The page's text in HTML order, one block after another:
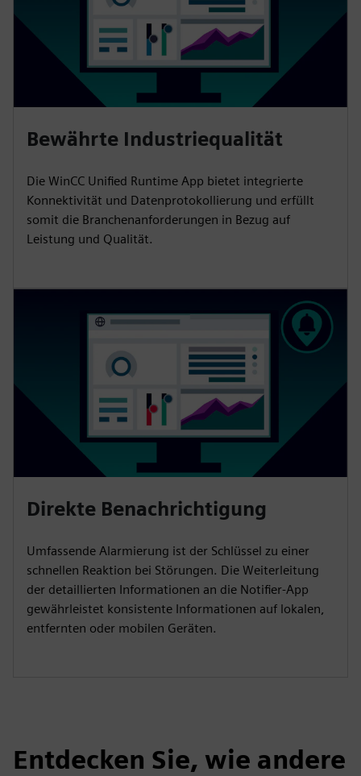
Bewährte Industriequalität
Die WinCC Unified Runtime App bietet integrierte
Konnektivität und Datenprotokollierung und erfüllt
somit die Branchenanforderungen in Bezug auf
Leistung und Qualität.
Direkte Benachrichtigung
Umfassende Alarmierung ist der Schlüssel zu einer
schnellen Reaktion bei Störungen. Die Weiterleitung
der detaillierten Informationen an die Notifier-App
gewährleistet konsistente Informationen auf lokalen,
entfernten oder mobilen Geräten.
Entdecken Sie, wie andere